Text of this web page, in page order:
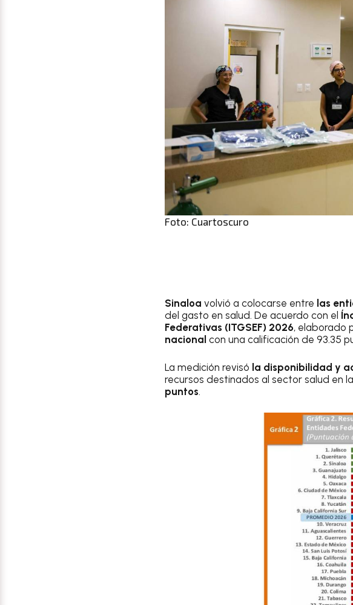
Foto: Cuartoscuro
Sinaloa volvió a colocarse entre las
del gasto en salud. De acuerdo con el
Federativas (ITGSEF) 2026, elaborado
nacional con una calificación de 93.35
La medición revisó la disponibilidad y
recursos destinados al sector salud en
puntos.